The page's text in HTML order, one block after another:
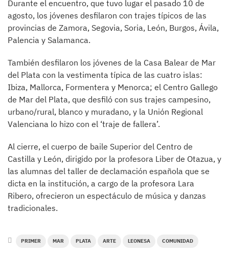
Durante el encuentro, que tuvo lugar el pasado 10 de
agosto, los jóvenes desfilaron con trajes típicos de las
provincias de Zamora, Segovia, Soria, León, Burgos, Ávila,
Palencia y Salamanca.
También desfilaron los jóvenes de la Casa Balear de Mar
del Plata con la vestimenta típica de las cuatro islas:
Ibiza, Mallorca, Formentera y Menorca; el Centro Gallego
de Mar del Plata, que desfiló con sus trajes campesino,
urbano/rural, blanco y muradano, y la Unión Regional
Valenciana lo hizo con el ‘traje de fallera’.
Al cierre, el cuerpo de baile Superior del Centro de
Castilla y León, dirigido por la profesora Liber de Otazua, y
las alumnas del taller de declamación española que se
dicta en la institución, a cargo de la profesora Lara
Ribero, ofrecieron un espectáculo de música y danzas
tradicionales.
PRIMER MAR PLATA ARTE LEONESA COMUNIDAD